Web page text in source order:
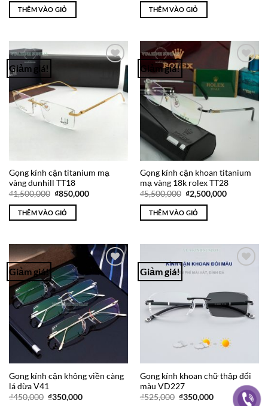
là:
₫675,000.
THÊM VÀO GIỎ
là:
₫1,275,000.
THÊM VÀO GIỎ
Giảm giá!
Add to
Wishlist
Gọng kính cận titanium mạ
vàng dunhill TT18
₫1,500,000 Giá
là:
₫1,500,000.
₫850,000Giá
THÊM VÀO GIỎ
Giảm giá!
Add to
Wishlist
Gọng kính cận khoan titanium
mạ vàng 18k rolex TT28
₫5,500,000 Giá
gốc
là:
₫5,500,000.
₫2,500,000Giá
THÊM VÀO GIỎ
Giảm giá!
Add to
Wishlist
Gọng kính cận không viền càng
lá dừa V41
₫450,000 Giá
₫350,000Giá
Giảm giá!
Gọng kính khoan chữ thập đổi
màu VD227
₫525,000 Giá
₫350,000Giá